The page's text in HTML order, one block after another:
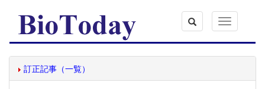
Toggle
navigation
訂正記事（一覧）